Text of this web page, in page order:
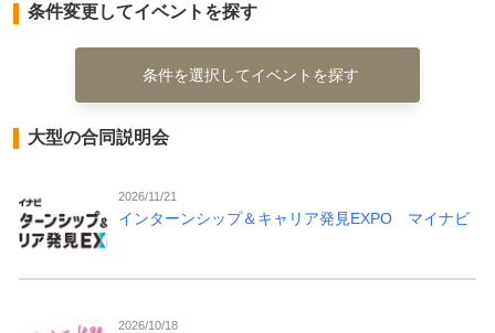
条件変更してイベントを探す
条件を選択してイベントを探す
大型の合同説明会
2026/11/21
インターンシップ＆キャリア発見EXPO マイナビ
2026/10/18